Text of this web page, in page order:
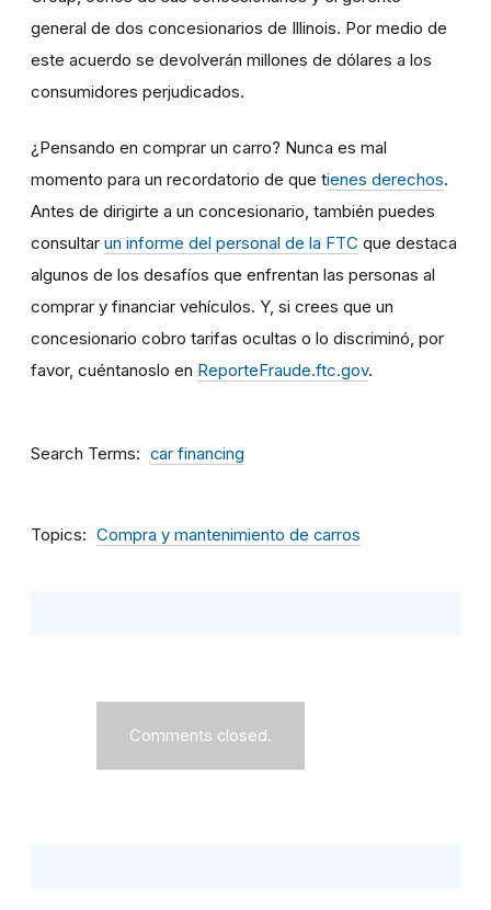
general de dos concesionarios de Illinois. Por medio de
este acuerdo se devolverán millones de dólares a los
consumidores perjudicados.
¿Pensando en comprar un carro? Nunca es mal
momento para un recordatorio de que tienes derechos.
Antes de dirigirte a un concesionario, también puedes
consultar un informe del personal de la FTC que destaca
algunos de los desafíos que enfrentan las personas al
comprar y financiar vehículos. Y, si crees que un
concesionario cobro tarifas ocultas o lo discriminó, por
favor, cuéntanoslo en ReporteFraude.ftc.gov.
Search Terms car financing
Topics Compra y mantenimiento de carros
Comments closed.